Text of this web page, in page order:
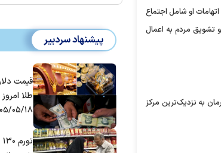
او شامل اجتماع
دادگاه و در راستای ماده ۳۴۱ این ماهیت را ترغیب و تشویق مردم به اعمال
به نزدیک‌ترین مرکز
پیشنهاد سردبیر
قیمت
طلا
۱۴۰۵/